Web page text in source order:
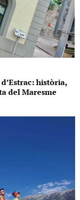
història,
del Maresme